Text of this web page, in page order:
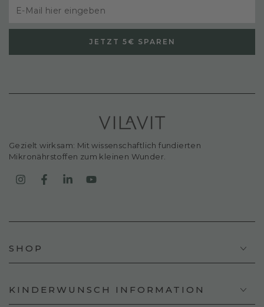
E-
Mail
JETZT 5€ SPAREN
Gezielt wirksam: Mit wissenschaftlich fundierten
Mikronährstoffen zum kleinen Wunder.
InstagramFacebookLinkedIn
SHOP
KINDERWUNSCH INFORMATION